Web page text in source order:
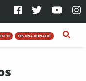
T'HI FES UNA DONACIÓ